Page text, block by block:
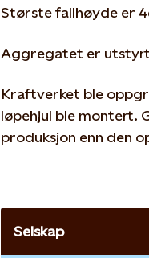
Største fallhøyde er
Aggregatet er
Kraftverket ble
løpehjul ble montert.
produksjon enn den
Selskap